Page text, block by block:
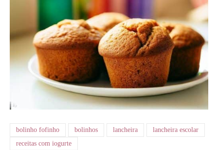
bolinho fofinho bolinhos lancheira
lancheira escolar
receitas com iogurte